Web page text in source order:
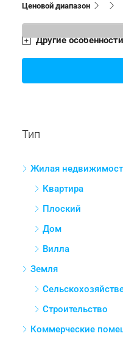
Ценовой диапазон
Другие особенности
Тип
Жилая
Квартира
Плоский
Дом
Вилла
Земля
Строительство
Коммерческие